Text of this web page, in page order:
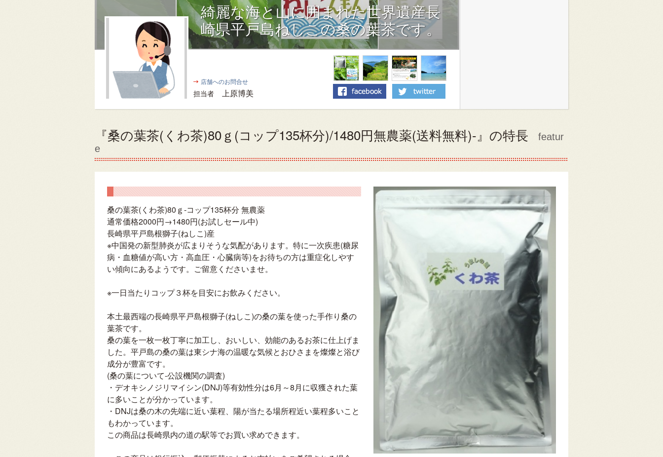
綺麗な海と山に囲まれた世界遺産長
崎県平戸島ねしこの桑の葉茶です。
店舗へのお問合せ
担当者 上原博美
『桑の葉茶(くわ茶)80ｇ(コップ135杯分)/1480円無農薬(送料無料)-』の特長
featur
e
桑の葉茶(くわ茶)80ｇ-コップ135杯分 無農薬
通常価格2000円→1480円(お試しセール中)
長崎県平戸島根獅子(ねしこ)産
※中国発の新型肺炎が広まりそうな気配があります。特に一次疾患(糖尿
病・血糖値が高い方・高血圧・心臓病等)をお待ちの方は重症化しやす
い傾向にあるようです。ご留意くださいませ。
※一日当たりコップ３杯を目安にお飲みください。
本土最西端の長崎県平戸島根獅子(ねしこ)の桑の葉を使った手作り桑の
葉茶です。
桑の葉を一枚一枚丁寧に加工し、おいしい、効能のあるお茶に仕上げま
した。平戸島の桑の葉は東シナ海の温暖な気候とおひさまを燦燦と浴び
成分が豊富です。
(桑の葉について-公設機関の調査)
・デオキシノジリマイシン(DNJ)等有効性分は6月～8月に収獲された葉
に多いことが分かっています。
・DNJは桑の木の先端に近い葉程、陽が当たる場所程近い葉程多いこと
もわかっています。
この商品は長崎県内の道の駅等でお買い求めできます。